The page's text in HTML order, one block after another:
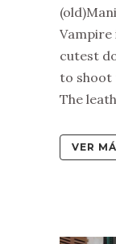
Vampire
cutest
to shoot
The
VER